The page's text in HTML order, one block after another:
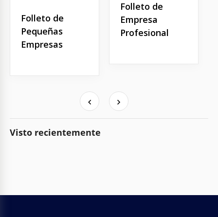
Folleto de
Pequeñas
Empresas
Folleto de
Empresa
Profesional
Visto recientemente